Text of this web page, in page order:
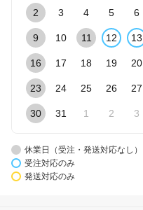
2 3 4 5 6
9 10 11 12 13
16 17 18 19 20
23 24 25 26 27
30 31 1 2 3
休業日（受注・発送対応なし）
受注対応のみ
発送対応のみ